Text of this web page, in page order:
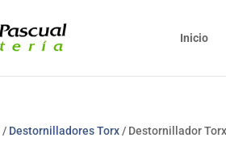
Inicio
/ Destornilladores Torx / Destornillador